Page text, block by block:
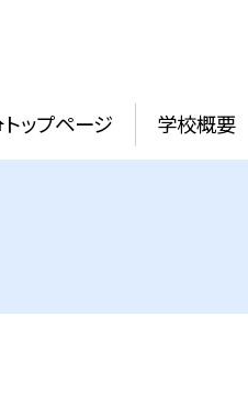
トップページ 学校概要